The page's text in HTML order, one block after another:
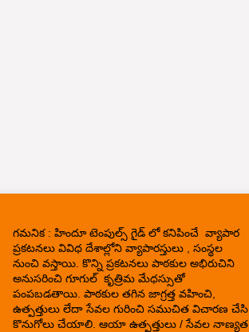
గమనిక : హిందూ టెంపుల్స్ గైడ్ లో కనిపించే వ్యాపార
ప్రకటనలు వివిధ దేశాల్లోని వ్యాపారస్తులు , సంస్థల
నుంచి వస్తాయి. కొన్ని ప్రకటనలు పాఠకుల అభిరుచిని
అనుసరించి గూగుల్ కృత్రిమ మేధస్సుతో
పంపబడతాయి. పాఠకుల తగిన జాగ్రత్త వహించి,
ఉత్పత్తులు లేదా సేవల గురించి సముచిత విచారణ చేసి
కొనుగోలు చేయాలి. ఆయా ఉత్పత్తులు / సేవల నాణ్యత